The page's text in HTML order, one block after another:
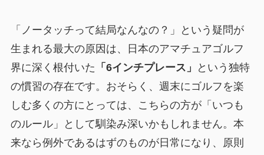
「ノータッチって結局なんなの？」という疑問が
生まれる最大の原因は、日本のアマチュアゴルフ
界に深く根付いた 「6インチプレース」
という独特
の慣習の存在です。おそらく、週末にゴルフを楽
しむ多くの方にとっては、こちらの方が「いつも
のルール」として馴染み深いかもしれません。本
来なら例外であるはずのものが日常になり、原則